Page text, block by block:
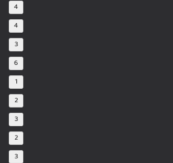
4
4
3
6
1
2
3
2
3